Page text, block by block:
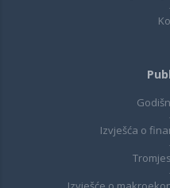
Izvješća o